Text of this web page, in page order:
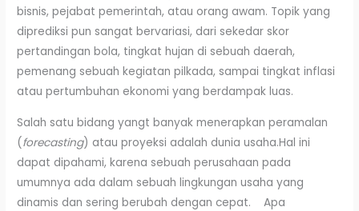
bisnis, pejabat pemerintah, atau orang awam. Topik yang
diprediksi pun sangat bervariasi, dari sekedar skor
pertandingan bola, tingkat hujan di sebuah daerah,
pemenang sebuah kegiatan pilkada, sampai tingkat inflasi
atau pertumbuhan ekonomi yang berdampak luas.
Salah satu bidang yangt banyak menerapkan peramalan
(forecasting) atau proyeksi adalah dunia usaha.Hal ini
dapat dipahami, karena sebuah perusahaan pada
umumnya ada dalam sebuah lingkungan usaha yang
dinamis dan sering berubah dengan cepat. Apa